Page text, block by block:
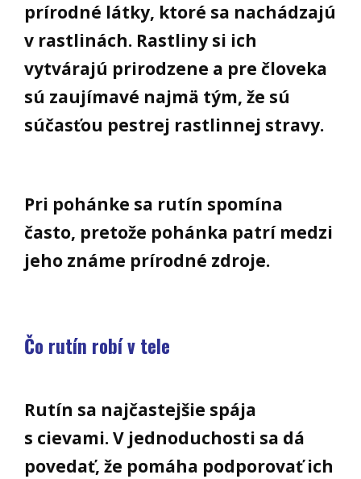
prírodné látky, ktoré sa nachádzajú
v rastlinách. Rastliny si ich
vytvárajú prirodzene a pre človeka
sú zaujímavé najmä tým, že sú
súčasťou pestrej rastlinnej stravy.
Pri pohánke sa rutín spomína
často, pretože pohánka patrí medzi
jeho známe prírodné zdroje.
Čo rutín robí v tele
Rutín sa najčastejšie spája
s cievami. V jednoduchosti sa dá
povedať, že pomáha podporovať ich